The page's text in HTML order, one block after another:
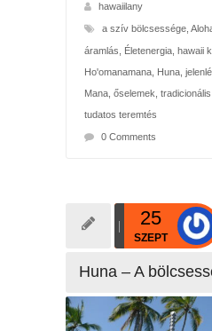
hawaiilany
a szív bölcsessége,
áramlás Életenergia, hawaii
Ho'omanamana, Huna,
Mana, őselemek
tudatos teremtés
0 Comments
25
SZEPT
Huna – A